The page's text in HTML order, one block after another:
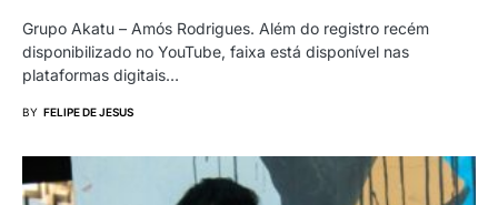
Grupo Akatu – Amós Rodrigues. Além do registro recém
disponibilizado no YouTube, faixa está disponível nas
plataformas digitais…
BY FELIPE DE JESUS